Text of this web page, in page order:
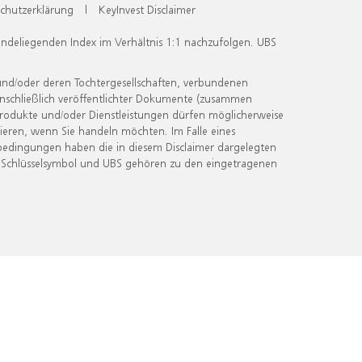
| KeyInvest Disclaimer
Index im Verhältnis 1:1 nachzufolgen. UBS
oder deren Tochtergesellschaften, verbundenen
veröffentlichter Dokumente (zusammen
und/oder Dienstleistungen dürfen möglicherweise
wenn Sie handeln möchten. Im Falle eines
haben die in diesem Disclaimer dargelegten
und UBS gehören zu den eingetragenen